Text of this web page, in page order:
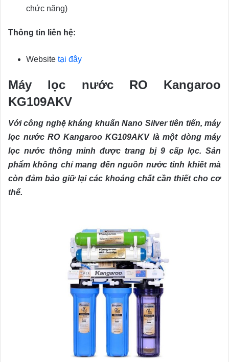
chức năng)
Thông tin liên hệ:
Website tại đây
Máy lọc nước RO Kangaroo
KG109AKV
Với công nghệ kháng khuẩn Nano Silver tiên tiến, máy
lọc nước RO Kangaroo KG109AKV là một dòng máy
lọc nước thông minh được trang bị 9 cấp lọc. Sản
phẩm không chỉ mang đến nguồn nước tinh khiết mà
còn đảm bảo giữ lại các khoáng chất cần thiết cho cơ
thể.